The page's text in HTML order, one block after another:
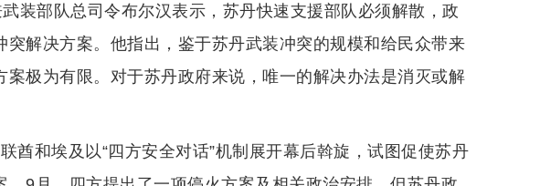
装部队总司令布尔汉表示，苏丹快速支援部队必须解散，政
解决方案。他指出，鉴于苏丹武装冲突的规模和给民众带来
极为有限。对于苏丹政府来说，唯一的解决办法是消灭或解
酋和埃及以“四方安全对话”机制展开幕后斡旋，试图促使苏丹